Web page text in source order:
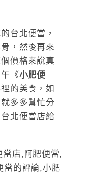
台北便當，
，然後再來
價格來說真
《小肥便
的美食，如
多多幫忙分
北便當店給